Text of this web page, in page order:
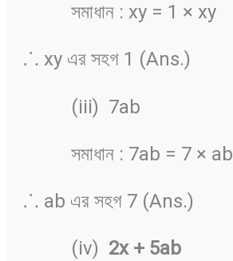
সমাধান : xy = 1 × xy
⸫ xy এর সহগ 1 (Ans.)
(iii) 7ab
সমাধান : 7ab = 7 × ab
⸫ ab এর সহগ 7 (Ans.)
(iv) 2x + 5ab